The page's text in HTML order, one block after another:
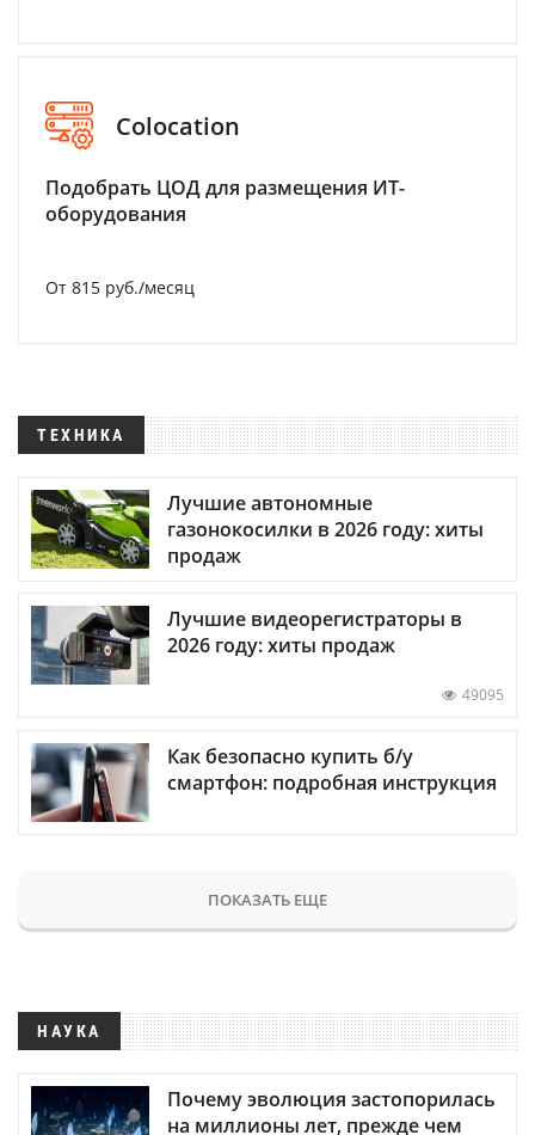
Colocation
Подобрать ЦОД для размещения ИТ-
оборудования
От 815 руб./месяц
ТЕХНИКА
Лучшие автономные
газонокосилки в 2026 году: хиты
продаж
Лучшие видеорегистраторы в
2026 году: хиты продаж
49095
Как безопасно купить б/у
смартфон: подробная инструкция
ПОКАЗАТЬ ЕЩЕ
НАУКА
Почему эволюция застопорилась
на миллионы лет, прежде чем